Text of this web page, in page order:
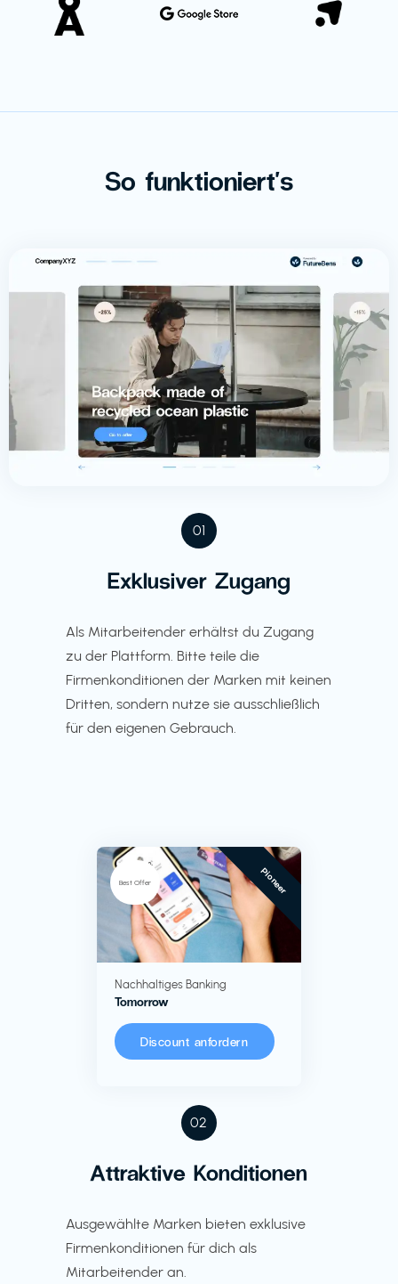
So funktioniert's
01
Exklusiver Zugang
Als Mitarbeitender erhältst du Zugang
zu der Plattform. Bitte teile die
Firmenkonditionen der Marken mit keinen
Dritten, sondern nutze sie ausschließlich
für den eigenen Gebrauch.
02
Attraktive Konditionen
Ausgewählte Marken bieten exklusive
Firmenkonditionen für dich als
Mitarbeitender an.
Best Offer Pioneer
Nachhaltiges Banking
Tomorrow
Discount anfordern